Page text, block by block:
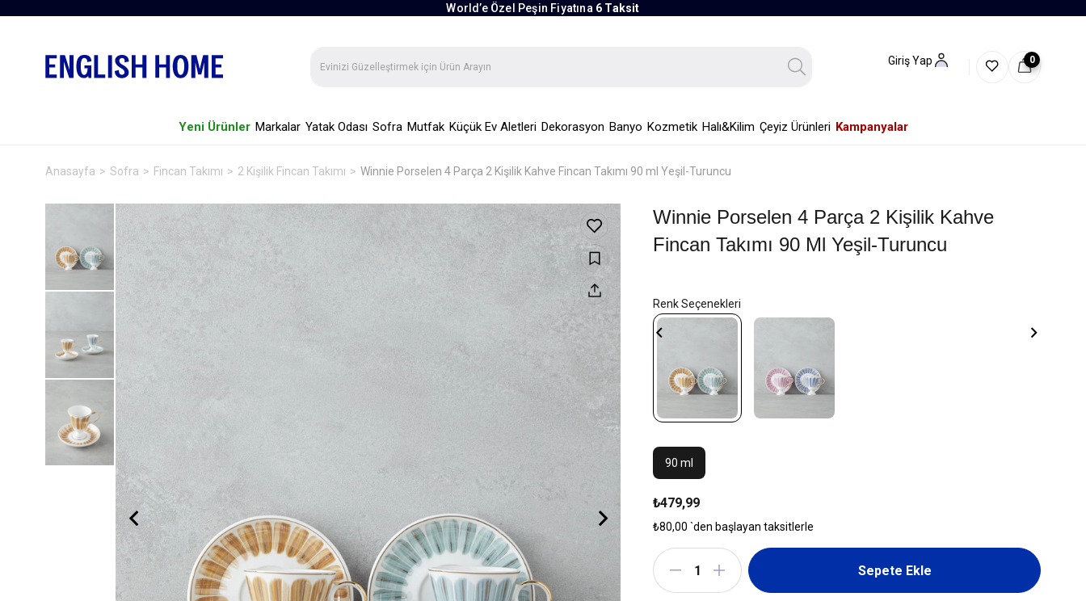
World’e Özel Peşin Fiyatına 6 Taksit
Giriş Yap 0
Yeni Ürünler Markalar Yatak Odası Sofra Mutfak Küçük Ev Aletleri Dekorasyon Banyo Kozmetik Halı&Kilim Çeyiz Ürünleri Kampanyalar
Anasayfa Sofra Fincan Takımı 2 Kişilik Fincan Takımı Winnie Porselen 4 Parça 2 Kişilik Kahve Fincan Takımı 90 ml Yeşil-Turuncu
Winnie Porselen 4 Parça 2 Kişilik Kahve
Fincan Takımı 90 Ml Yeşil-Turuncu
90 ml
₺479,99
₺80,00 `den başlayan taksitlerle